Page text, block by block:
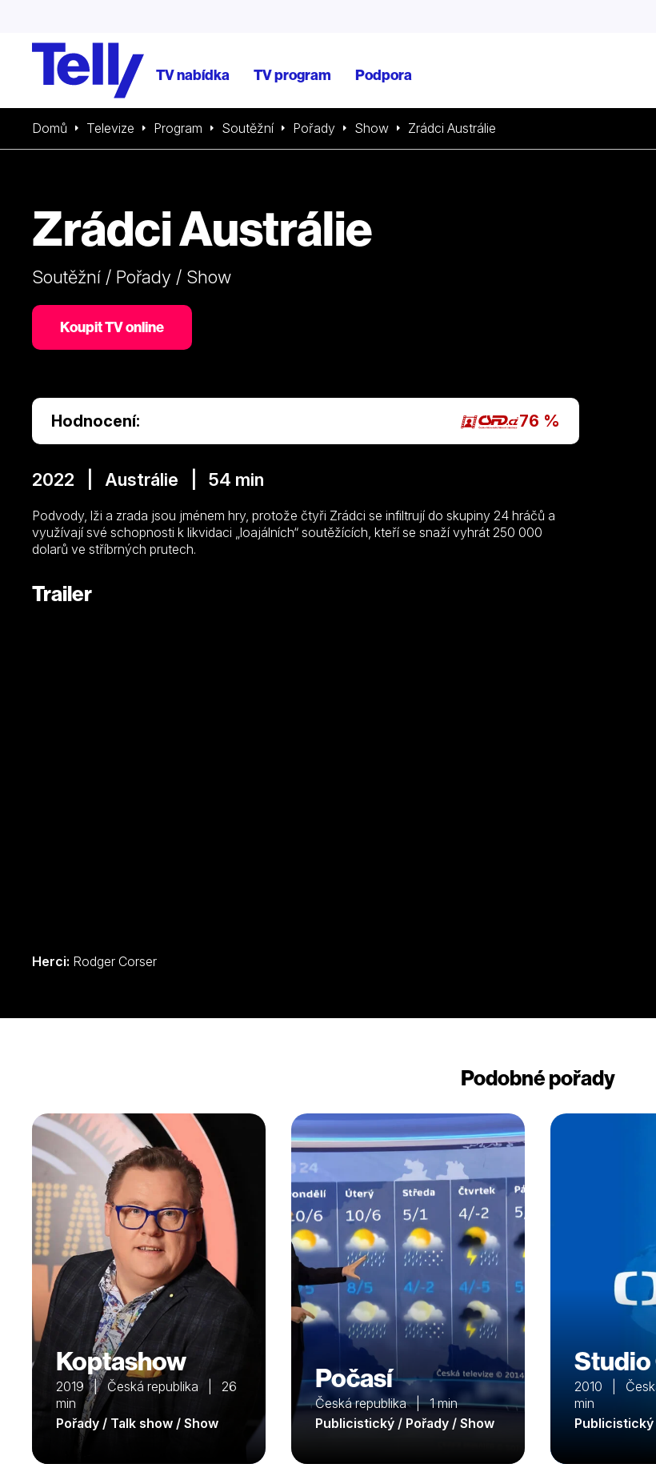
TV nabídka TV program Podpora
Domů Televize Program Soutěžní Pořady Show Zrádci Austrálie
Zrádci Austrálie
Soutěžní / Pořady / Show
Koupit TV online
Hodnocení: 76 %
2022 | Austrálie | 54 min
Podvody, lži a zrada jsou jménem hry, protože čtyři Zrádci se infiltrují do skupiny 24 hráčů a
využívají své schopnosti k likvidaci „loajálních“ soutěžících, kteří se snaží vyhrát 250 000
dolarů ve stříbrných prutech.
Trailer
Herci: Rodger Corser
Podobné pořady
Koptashow
2019 | Česká republika | 26
min
Pořady / Talk show / Show
Počasí
Česká republika | 1 min
Publicistický / Pořady / Show
2010 |
min
Publicistický